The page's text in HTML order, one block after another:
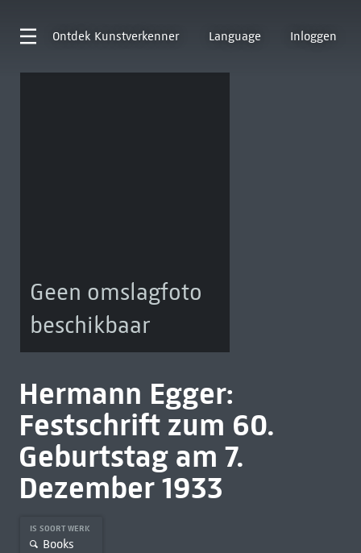
Ontdek Kunstverkenner Language Inloggen
Geen omslagfoto
beschikbaar
Hermann Egger:
Festschrift zum 60.
Geburtstag am 7.
Dezember 1933
IS SOORT WERK
Books